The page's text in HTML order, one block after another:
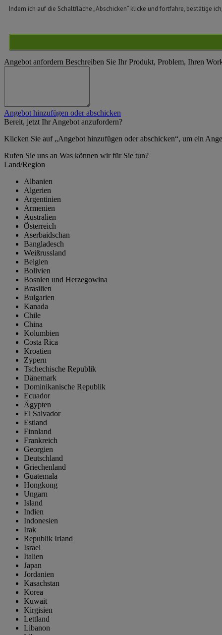
Indem ich auf die Schaltfläche „Abschicken“ klicke und fortfahre, bestätige
Angebot anfordern Beschreiben Sie Ihr Produkt, Problem, Ihren
Angebot hinzufügen oder abschicken
Bereit, jetzt Ihr Angebot anzufordern?
Klicken Sie auf „Angebot hinzufügen oder abschicken“, um ein
Rufen Sie uns an Was können wir für Sie tun?
Land/Region
Albanien
Algerien
Argentinien
Armenien
Australien
Österreich
Aserbaidschan
Bangladesch
Weißrussland
Belgien
Bolivien
Bosnien und Herzegowina
Brasilien
Bulgarien
Kanada
Chile
China
Kolumbien
Costa Rica
Kroatien
Zypern
Tschechische Republik
Dänemark
Dominikanische Republik
Ecuador
Ägypten
El Salvador
Estland
Finnland
Frankreich
Georgien
Deutschland
Griechenland
Guatemala
Hongkong
Ungarn
Island
Indien
Indonesien
Irak
Republik Irland
Israel
Italien
Japan
Jordanien
Kasachstan
Korea
Kuwait
Kirgisien
Lettland
Libanon